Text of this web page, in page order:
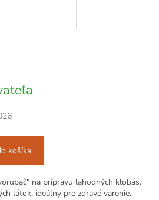
košíka
na prípravu lahodných klobás.
látok, ideálny pre zdravé varenie.